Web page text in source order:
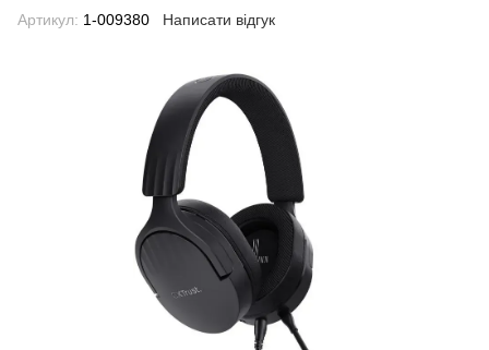
Артикул: 1-009380 Написати відгук